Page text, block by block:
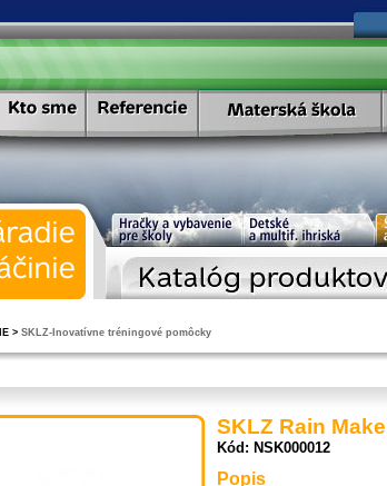
> SKLZ-Inovatívne tréningové pomôcky
SKLZ Rain
Kód: NSK000012
Popis